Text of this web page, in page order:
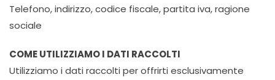
Telefono, indirizzo, codice fiscale, partita iva, ragione
sociale
COME UTILIZZIAMO I DATI RACCOLTI
Utilizziamo i dati raccolti per offrirti esclusivamente